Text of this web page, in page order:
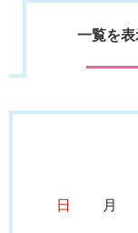
一覧を表
日 月